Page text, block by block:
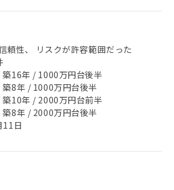
頼性、 リスクが許容範囲だった
16年 / 1000万円台後半
8年 / 1000万円台後半
10年 / 2000万円台前半
8年 / 2000万円台後半
11日